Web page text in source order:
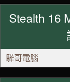
Stealth 16
驊哥電腦